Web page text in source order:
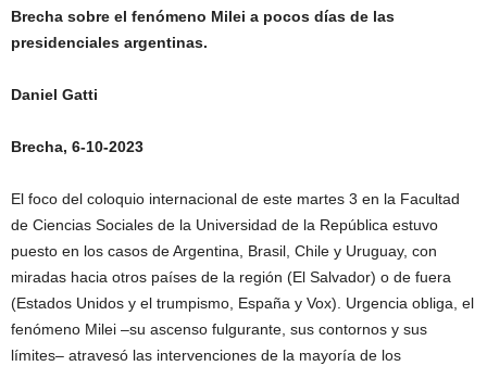
Brecha sobre el fenómeno Milei a pocos días de las
presidenciales argentinas.
Daniel Gatti
Brecha, 6-10-2023
El foco del coloquio internacional de este martes 3 en la Facultad
de Ciencias Sociales de la Universidad de la República estuvo
puesto en los casos de Argentina, Brasil, Chile y Uruguay, con
miradas hacia otros países de la región (El Salvador) o de fuera
(Estados Unidos y el trumpismo, España y Vox). Urgencia obliga, el
fenómeno Milei –su ascenso fulgurante, sus contornos y sus
límites– atravesó las intervenciones de la mayoría de los